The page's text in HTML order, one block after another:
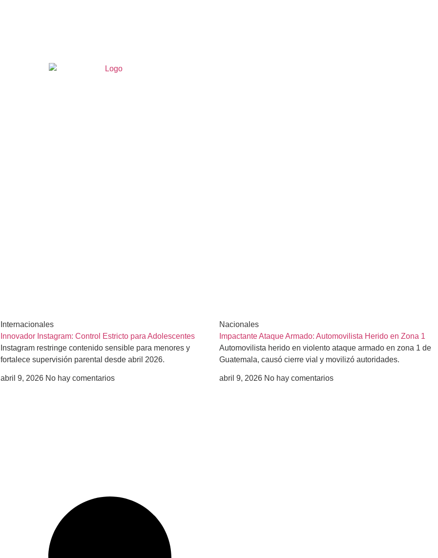
Internacionales
Innovador Instagram: Control Estricto para Adolescentes
Instagram restringe contenido sensible para menores y
fortalece supervisión parental desde abril 2026.
abril 9, 2026 No hay comentarios
Nacionales
Impactante Ataque Armado: Automovilista Herido en Zona 1
Automovilista herido en violento ataque armado en zona 1 de
Guatemala, causó cierre vial y movilizó autoridades.
abril 9, 2026 No hay comentarios